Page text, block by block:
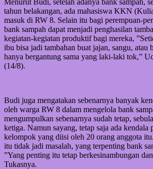
Menurut Budi, setelah adanya bank sampah,
tahun belakangan, ada mahasiswa KKN
masuk di RW 8. Selain itu bagi perempuan-
bank sampah dapat menjadi penghasilan
kegiatan-kegiatan produktif bagi mereka,
ibu bisa jadi tambahan buat jajan, sangu, atau
hanya bergantung sama yang laki-laki tok,”
(14/8).
Budi juga mengatakan sebenarnya banyak
oleh warga RW 8 dalam mengelola bank
mengumpulkan sebenarnya sudah tetap,
ketiga. Namun sayang, tetap saja ada kendala
kelompok yang diisi oleh 20 orang anggota
itu tidak jadi masalah, yang terpenting bank
”Yang penting itu tetap berkesinambungan
Tukasnya.